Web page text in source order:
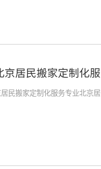
京居民搬家定制化
民搬家定制化服务专业北京